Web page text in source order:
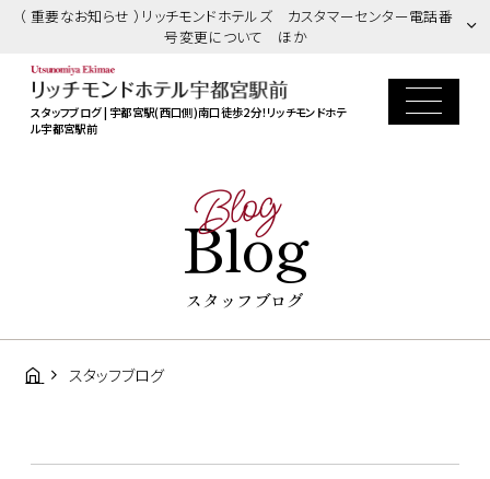
（ 重要なお知らせ ）リッチモンドホテルズ カスタマーセンター電話番
号変更について ほか
スタッフブログ | 宇都宮駅(西口側)南口徒歩2分！リッチモンドホテ
ル宇都宮駅前
Blog
Blog
スタッフブログ
スタッフブログ